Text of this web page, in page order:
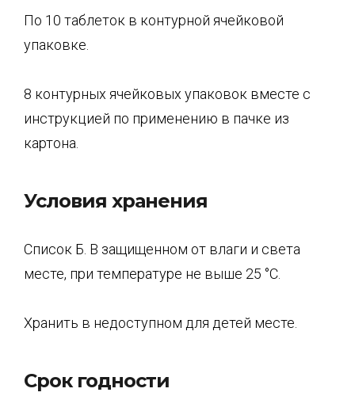
По 10 таблеток в контурной ячейковой
упаковке.
8 контурных ячейковых упаковок вместе с
инструкцией по применению в пачке из
карто­на.
Условия хранения
Список Б. В защищенном от влаги и света
месте, при температуре не выше 25 °С.
Хранить в недоступном для детей месте.
Срок годности